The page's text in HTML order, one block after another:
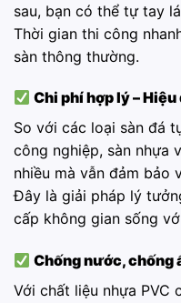
sau, bạn có thể tự tay
Thời gian thi công
sàn thông thường.
Chi phí hợp lý –
So với các loại sàn đá
công nghiệp, sàn nhựa
nhiều mà vẫn đảm bảo
Đây là giải pháp lý
cấp không gian sống
Chống nước, chống
Với chất liệu nhựa PVC